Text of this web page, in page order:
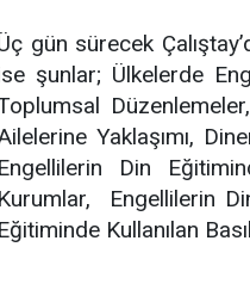
gün sürecek
şunlar; Ülkelerde
Yaklaşımı,
Engellilerin Din
Kurumlar, Engellilerin
Eğitiminde Kullanılan